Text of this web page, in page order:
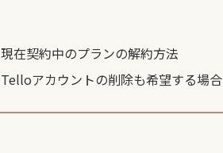
現在契約中のプランの解約方法
Telloアカウントの削除も希望する場合